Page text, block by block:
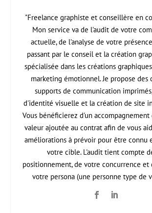
"Freelance graphiste et conseillère en
Mon service va de l'audit de votre
actuelle, de l'analyse de votre
passant par le conseil et la création
spécialisée dans les créations
marketing émotionnel. Je propose des
supports de communication
d'identité visuelle et la création de site
Vous bénéficierez d'un
valeur ajoutée au contrat afin de vous
améliorations à prévoir pour être connu
votre cible. L'audit tient compte
positionnement, de votre concurrence et
votre persona (une personne type de